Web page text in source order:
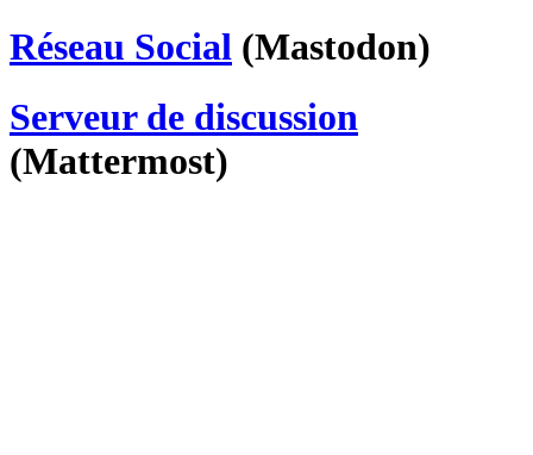
Réseau Social (Mastodon)
Serveur de discussion
(Mattermost)